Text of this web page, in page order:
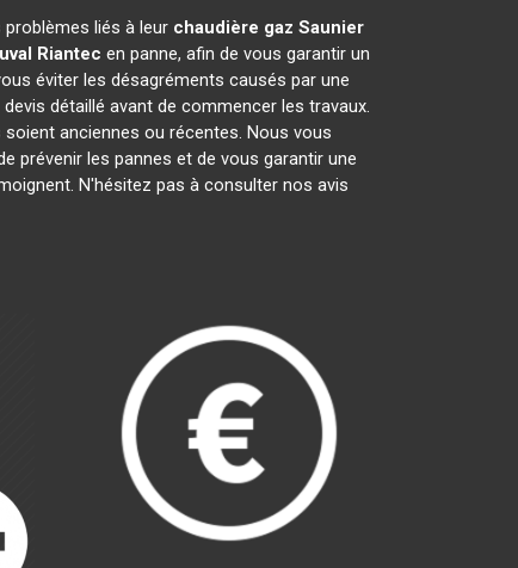
liés à leur chaudière gaz Saunier
Riantec en panne, afin de vous garantir un
éviter les désagréments causés par une
détaillé avant de commencer les travaux.
soient anciennes ou récentes. Nous vous
prévenir les pannes et de vous garantir une
N'hésitez pas à consulter nos avis